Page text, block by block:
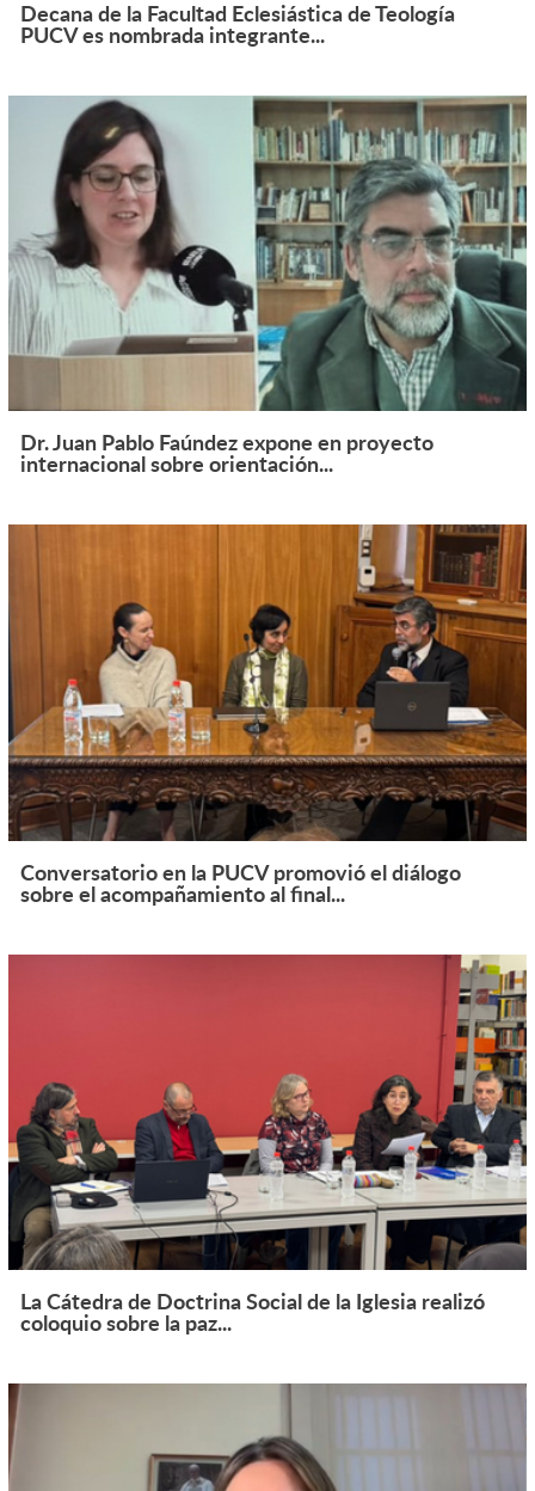
Decana de la Facultad Eclesiástica de Teología
PUCV es nombrada integrante...
Dr. Juan Pablo Faúndez expone en proyecto
internacional sobre orientación...
Conversatorio en la PUCV promovió el diálogo
sobre el acompañamiento al final...
La Cátedra de Doctrina Social de la Iglesia realizó
coloquio sobre la paz...